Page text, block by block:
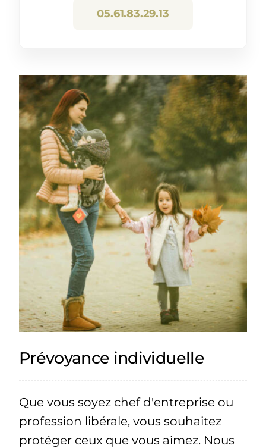
05.61.83.29.13
Prévoyance individuelle
Que vous soyez chef d'entreprise ou
profession libérale, vous souhaitez
protéger ceux que vous aimez. Nous